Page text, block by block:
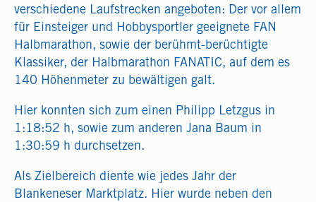
verschiedene Laufstrecken angeboten: Der vor allem
für Einsteiger und Hobbysportler geeignete FAN
Halbmarathon, sowie der berühmt-berüchtigte
Klassiker, der Halbmarathon FANATIC, auf dem es
140 Höhenmeter zu bewältigen galt.
Hier konnten sich zum einen Philipp Letzgus in
1:18:52 h, sowie zum anderen Jana Baum in
1:30:59 h durchsetzen.
Als Zielbereich diente wie jedes Jahr der
Blankeneser Marktplatz. Hier wurde neben den